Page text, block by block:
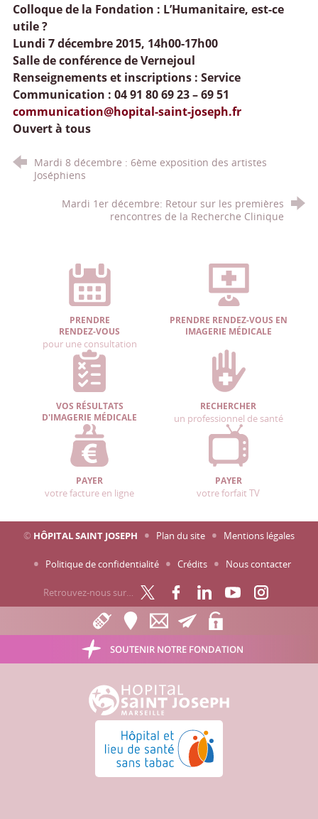
Colloque de la Fondation : L’Humanitaire, est-ce
utile ?
Lundi 7 décembre 2015, 14h00-17h00
Salle de conférence de Vernejoul
Renseignements et inscriptions : Service
Communication : 04 91 80 69 23 – 69 51
communication@hopital-saint-joseph.fr
Ouvert à tous
Mardi 8 décembre : 6ème exposition des artistes
Joséphiens
Mardi 1er décembre: Retour sur les premières
rencontres de la Recherche Clinique
PRENDRE
RENDEZ-VOUS
pour une consultation
PRENDRE RENDEZ-VOUS EN
IMAGERIE MÉDICALE
VOS RÉSULTATS
D'IMAGERIE MÉDICALE
RECHERCHER
un professionnel de santé
PAYER
votre facture en ligne
PAYER
votre forfait TV
© HÔPITAL SAINT JOSEPH Plan du site Mentions légales
Politique de confidentialité Crédits Nous contacter
Retrouvez-nous sur…
SOUTENIR NOTRE FONDATION
Hôpital Saint Joseph - Marseille
Hôpital et lieu de santé sans tabac